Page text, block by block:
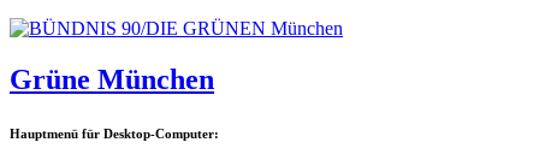
Grüne München
Hauptmenü für Desktop-Computer: